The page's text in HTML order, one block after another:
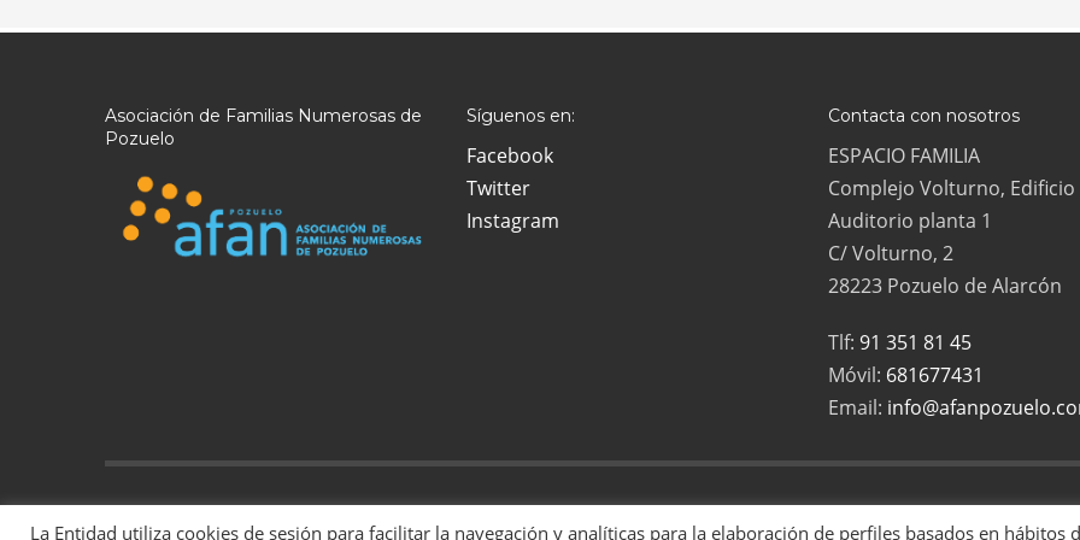
Asociación de Familias Numerosas de
Pozuelo
Síguenos en:
Facebook
Twitter
Instagram
Contacta con nosotros
ESPACIO FAMILIA
Complejo Volturno, Edificio
Auditorio planta 1
C/ Volturno, 2
28223 Pozuelo de Alarcón
Tlf: 91 351 81 45
Móvil: 681677431
Email:
La Entidad utiliza cookies de sesión para facilitar la navegación y analíticas para la elaboración de perfiles basados en hábitos